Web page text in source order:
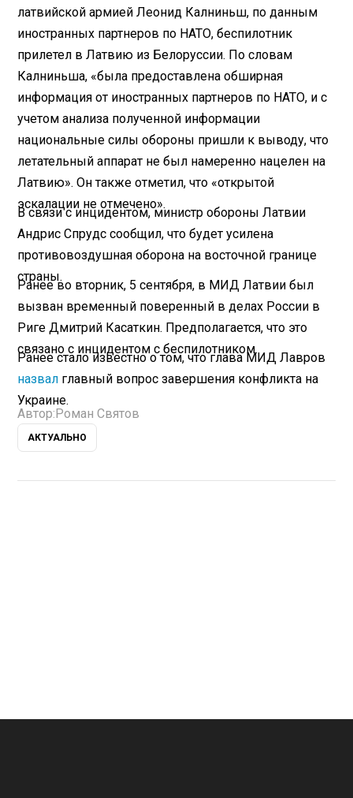
латвийской армией Леонид Калниньш, по данным
иностранных партнеров по НАТО, беспилотник
прилетел в Латвию из Белоруссии. По словам
Калниньша, «была предоставлена ​обширная
информация от иностранных партнеров по НАТО, и с
учетом анализа полученной информации
национальные силы обороны пришли к выводу, что
летательный аппарат не был намеренно нацелен на
Латвию». Он также отметил, что «открытой
эскалации не отмечено».
В связи с инцидентом, министр обороны Латвии
Андрис Спрудс сообщил, что будет усилена
противовоздушная оборона на восточной границе
страны.
Ранее во вторник, 5 сентября, в МИД Латвии был
вызван временный поверенный в делах России в
Риге Дмитрий Касаткин. Предполагается, что это
связано с инцидентом с беспилотником.
Ранее стало известно о том, что глава МИД Лавров
назвал главный вопрос завершения конфликта на
Украине.
Автор: Роман Святов
АКТУАЛЬНО